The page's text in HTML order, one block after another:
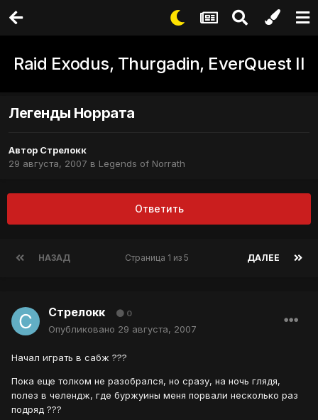
Raid Exodus, Thurgadin, EverQuest II
Легенды Норрата
Автор Стрелокк
29 августа, 2007 в Legends of Norrath
Ответить
НАЗАД ДАЛЕЕ
Страница 1 из 5
Стрелокк 0
Опубликовано 29 августа, 2007
Начал играть в сабж ???
Пока еще толком не разобрался, но сразу, на ночь глядя,
полез в челендж, где буржуины меня порвали несколько раз
подряд ???